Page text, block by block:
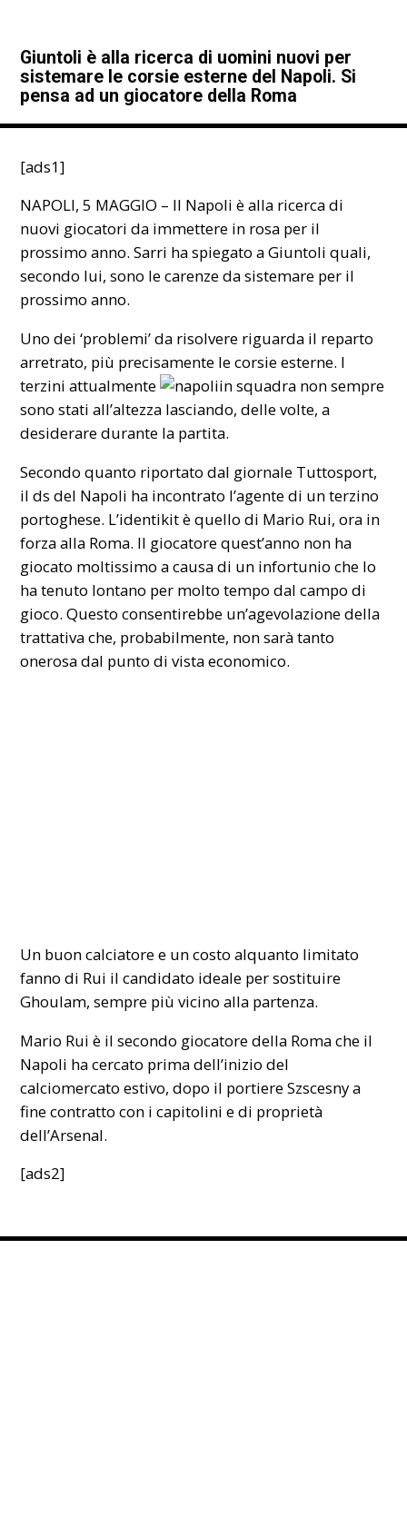
Giuntoli è alla ricerca di uomini nuovi per
sistemare le corsie esterne del Napoli. Si
pensa ad un giocatore della Roma
[ads1]
NAPOLI, 5 MAGGIO – Il Napoli è alla ricerca di
nuovi giocatori da immettere in rosa per il
prossimo anno. Sarri ha spiegato a Giuntoli quali,
secondo lui, sono le carenze da sistemare per il
prossimo anno.
Uno dei ‘problemi’ da risolvere riguarda il reparto
arretrato, più precisamente le corsie esterne. I
terzini attualmente
in squadra non sempre
sono stati all’altezza lasciando, delle volte, a
desiderare durante la partita.
Secondo quanto riportato dal giornale Tuttosport,
il ds del Napoli ha incontrato l’agente di un terzino
portoghese. L’identikit è quello di Mario Rui, ora in
forza alla Roma. Il giocatore quest’anno non ha
giocato moltissimo a causa di un infortunio che lo
ha tenuto lontano per molto tempo dal campo di
gioco. Questo consentirebbe un’agevolazione della
trattativa che, probabilmente, non sarà tanto
onerosa dal punto di vista economico.
Un buon calciatore e un costo alquanto limitato
fanno di Rui il candidato ideale per sostituire
Ghoulam, sempre più vicino alla partenza.
Mario Rui è il secondo giocatore della Roma che il
Napoli ha cercato prima dell’inizio del
calciomercato estivo, dopo il portiere Szscesny a
fine contratto con i capitolini e di proprietà
dell’Arsenal.
[ads2]